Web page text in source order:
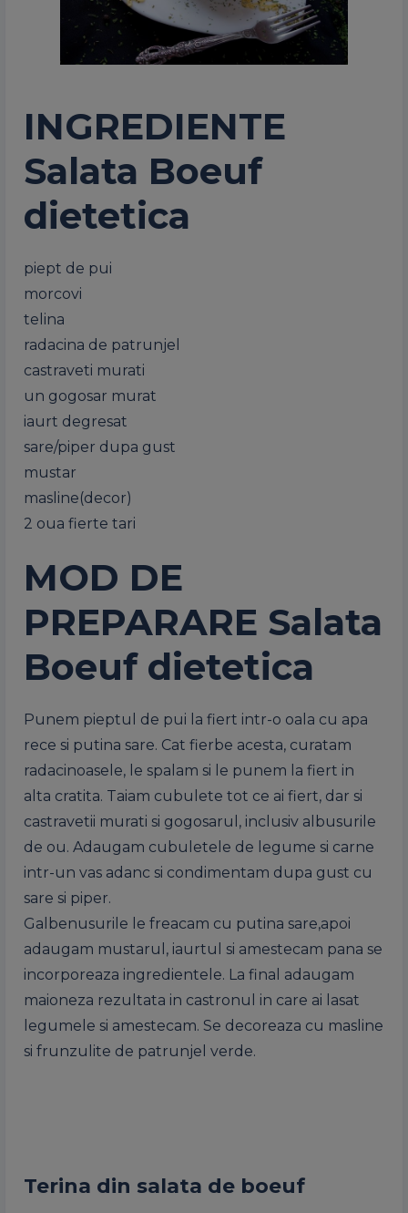
INGREDIENTE
Salata Boeuf
dietetica
piept de pui
morcovi
telina
radacina de patrunjel
castraveti murati
un gogosar murat
iaurt degresat
sare/piper dupa gust
mustar
masline(decor)
2 oua fierte tari
MOD DE
PREPARARE Salata
Boeuf dietetica
Punem pieptul de pui la fiert intr-o oala cu apa
rece si putina sare. Cat fierbe acesta, curatam
radacinoasele, le spalam si le punem la fiert in
alta cratita. Taiam cubulete tot ce ai fiert, dar si
castravetii murati si gogosarul, inclusiv albusurile
de ou. Adaugam cubuletele de legume si carne
intr-un vas adanc si condimentam dupa gust cu
sare si piper.
Galbenusurile le freacam cu putina sare,apoi
adaugam mustarul, iaurtul si amestecam pana se
incorporeaza ingredientele. La final adaugam
maioneza rezultata in castronul in care ai lasat
legumele si amestecam. Se decoreaza cu masline
si frunzulite de patrunjel verde.
Terina din salata de boeuf